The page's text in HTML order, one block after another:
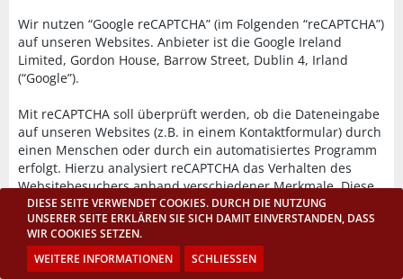
Wir nutzen “Google reCAPTCHA” (im Folgenden “reCAPTCHA”)
auf unseren Websites. Anbieter ist die Google Ireland
Limited, Gordon House, Barrow Street, Dublin 4, Irland
(“Google”).
Mit reCAPTCHA soll überprüft werden, ob die Dateneingabe
auf unseren Websites (z.B. in einem Kontaktformular) durch
einen Menschen oder durch ein automatisiertes Programm
erfolgt. Hierzu analysiert reCAPTCHA das Verhalten des
Websitebesuchers anhand verschiedener Merkmale. Diese
Analyse beginnt automatisch, sobald der Websitebesucher
die Website betritt. Zur Analyse wertet reCAPTCHA
verschiedene Informationen aus (z.B. IP-Adresse,
Verweildauer des Websitebesuchers auf der Website oder
DIESE SEITE VERWENDET COOKIES. DURCH DIE NUTZUNG
UNSERER SEITE ERKLÄREN SIE SICH DAMIT EINVERSTANDEN, DASS
WIR COOKIES SETZEN.
WEITERE INFORMATIONEN
SCHLIESSEN